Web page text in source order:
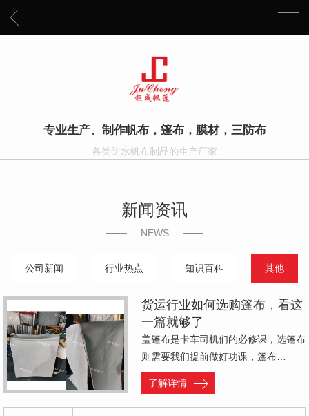
专业生产、制作帆布，篷布，膜材，三防布
各类防水帆布制品的生产厂家
新闻资讯
NEWS
公司新闻 行业热点 知识百科 其他
货运行业如何选购篷布，看这
一篇就够了
盖篷布是卡车司机们的必修课，选篷布
则需要我们提前做好功课，篷布…
了解详情